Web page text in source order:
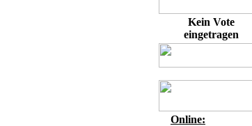
Kein Vote
eingetragen
Online: